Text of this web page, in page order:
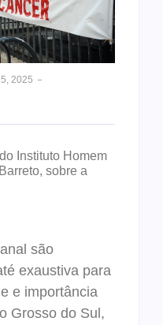
2025
Instituto Homem
sobre a
são
exaustiva para
e importância
Grosso do Sul,